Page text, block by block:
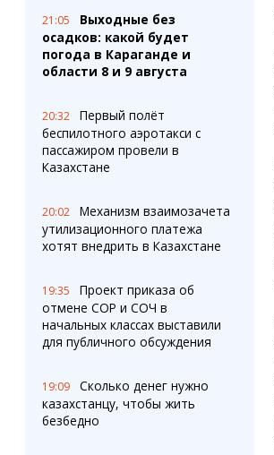
21:05
Выходные без
осадков: какой будет
погода в Караганде и
области 8 и 9 августа
20:32
Первый полёт
беспилотного аэротакси с
пассажиром провели в
Казахстане
20:02
Механизм взаимозачета
утилизационного платежа
хотят внедрить в Казахстане
19:35
Проект приказа об
отмене СОР и СОЧ в
начальных классах выставили
для публичного обсуждения
19:09
Сколько денег нужно
казахстанцу, чтобы жить
безбедно